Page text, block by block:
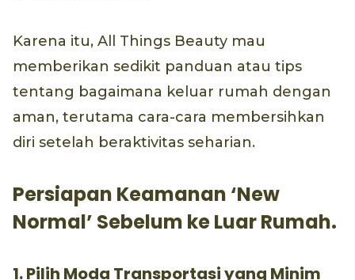
Karena itu, All Things Beauty mau
memberikan sedikit panduan atau tips
tentang bagaimana keluar rumah dengan
aman, terutama cara-cara membersihkan
diri setelah beraktivitas seharian.
Persiapan Keamanan ‘New
Normal’ Sebelum ke Luar Rumah.
1. Pilih Moda Transportasi yang Minim